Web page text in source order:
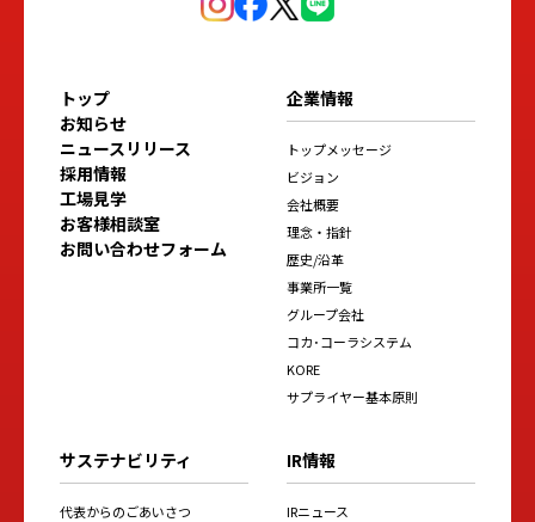
トップ
お知らせ
ニュースリリース
採用情報
工場見学
お客様相談室
お問い合わせフォーム
企業情報
トップメッセージ
ビジョン
会社概要
理念・指針
歴史/沿革
事業所一覧
グループ会社
コカ･コーラシステム
KORE
サプライヤー基本原則
サステナビリティ
代表からのごあいさつ
IR情報
IRニュース